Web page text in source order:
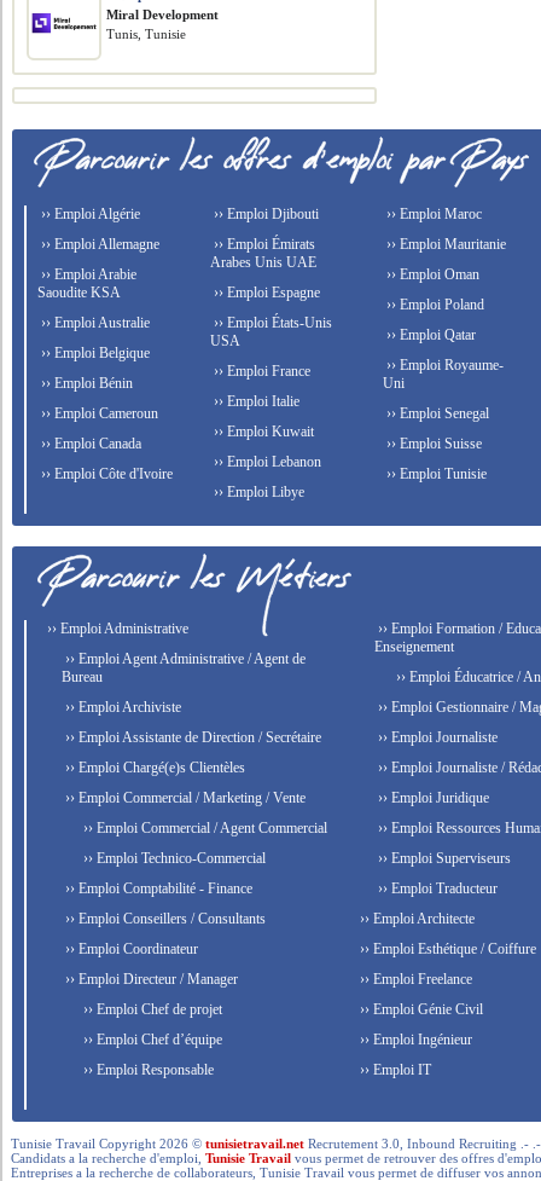
Miral Development
Tunis, Tunisie
›› Emploi Algérie
›› Emploi Allemagne
›› Emploi Arabie
Saoudite KSA
›› Emploi Australie
›› Emploi Belgique
›› Emploi Bénin
›› Emploi Cameroun
›› Emploi Canada
›› Emploi Côte d'Ivoire
›› Emploi Djibouti
›› Emploi Émirats
Arabes Unis UAE
›› Emploi Espagne
›› Emploi États-Unis
USA
›› Emploi France
›› Emploi Italie
›› Emploi Kuwait
›› Emploi Lebanon
›› Emploi Libye
›› Emploi Maroc
›› Emploi Mauritanie
›› Emploi Oman
›› Emploi Poland
›› Emploi Qatar
›› Emploi Royaume-
Uni
›› Emploi Senegal
›› Emploi Suisse
›› Emploi Tunisie
›› Emploi Administrative
›› Emploi Agent Administrative / Agent de
Bureau
›› Emploi Archiviste
›› Emploi Assistante de Direction / Secrétaire
›› Emploi Chargé(e)s Clientèles
›› Emploi Commercial / Marketing / Vente
›› Emploi Commercial / Agent Commercial
›› Emploi Technico-Commercial
›› Emploi Comptabilité - Finance
›› Emploi Conseillers / Consultants
›› Emploi Coordinateur
›› Emploi Directeur / Manager
›› Emploi Chef de projet
›› Emploi Chef d’équipe
›› Emploi Responsable
›› Emploi Formation /
Enseignement
›› Emploi Éducatrice /
›› Emploi Gestionnaire /
›› Emploi Journaliste
›› Emploi Journaliste /
›› Emploi Juridique
›› Emploi Ressources
›› Emploi Superviseurs
›› Emploi Traducteur
›› Emploi Architecte
›› Emploi Esthétique / Coiffure
›› Emploi Freelance
›› Emploi Génie Civil
›› Emploi Ingénieur
›› Emploi IT
Tunisie Travail Copyright 2026 ©tunisietravail.net Recrutement 3.0, Inbound Recruiting .-
Candidats a la recherche d'emploi,Tunisie Travail vous permet de retrouver des offres
Entreprises a la recherche de collaborateurs, Tunisie Travail vous permet de diffuser vos